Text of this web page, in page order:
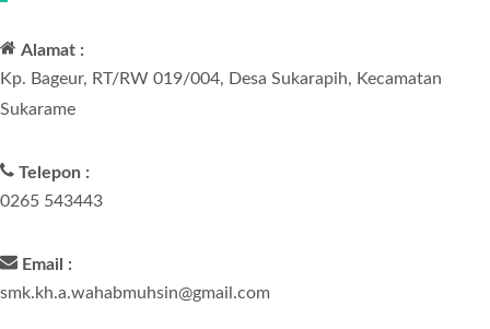
Alamat :
Kp. Bageur, RT/RW 019/004, Desa Sukarapih, Kecamatan
Sukarame
Telepon :
0265 543443
Email :
smk.kh.a.wahabmuhsin@gmail.com